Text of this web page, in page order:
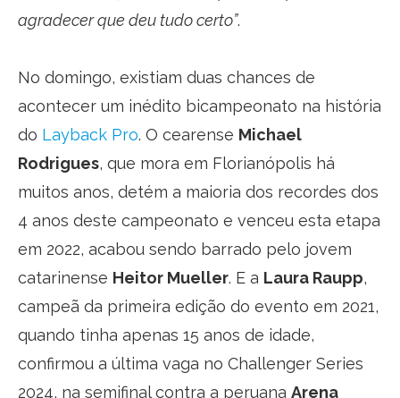
agradecer que deu tudo certo”.
No domingo, existiam duas chances de
acontecer um inédito bicampeonato na história
do Layback Pro. O cearense Michael
Rodrigues, que mora em Florianópolis há
muitos anos, detém a maioria dos recordes dos
4 anos deste campeonato e venceu esta etapa
em 2022, acabou sendo barrado pelo jovem
catarinense Heitor Mueller. E a Laura Raupp,
campeã da primeira edição do evento em 2021,
quando tinha apenas 15 anos de idade,
confirmou a última vaga no Challenger Series
2024, na semifinal contra a peruana Arena